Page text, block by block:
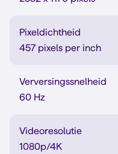
Pixeldichtheid
457 pixels per inch
Verversingssnelheid
60 Hz
Videoresolutie
1080p/4K